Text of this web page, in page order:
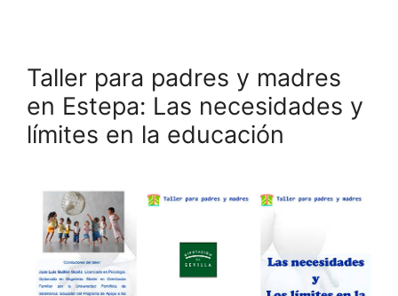
Taller para padres y madres
en Estepa: Las necesidades y
límites en la educación